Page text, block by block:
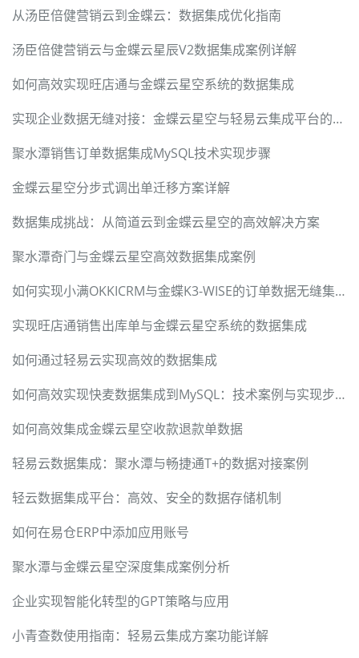
从汤臣倍健营销云到金蝶云：数据集成优化指南
汤臣倍健营销云与金蝶云星辰V2数据集成案例详解
如何高效实现旺店通与金蝶云星空系统的数据集成
实现企业数据无缝对接：金蝶云星空与轻易云集成平台的技术方案
聚水潭销售订单数据集成MySQL技术实现步骤
金蝶云星空分步式调出单迁移方案详解
数据集成挑战：从简道云到金蝶云星空的高效解决方案
聚水潭奇门与金蝶云星空高效数据集成案例
如何实现小满OKKICRM与金蝶K3-WISE的订单数据无缝集成
实现旺店通销售出库单与金蝶云星空系统的数据集成
如何通过轻易云实现高效的数据集成
如何高效实现快麦数据集成到MySQL：技术案例与实现步骤
如何高效集成金蝶云星空收款退款单数据
轻易云数据集成：聚水潭与畅捷通T+的数据对接案例
轻云数据集成平台：高效、安全的数据存储机制
如何在易仓ERP中添加应用账号
聚水潭与金蝶云星空深度集成案例分析
企业实现智能化转型的GPT策略与应用
小青查数使用指南：轻易云集成方案功能详解